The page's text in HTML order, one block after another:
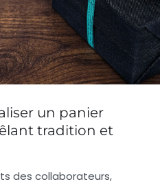
un panier
tradition et
des collaborateurs,